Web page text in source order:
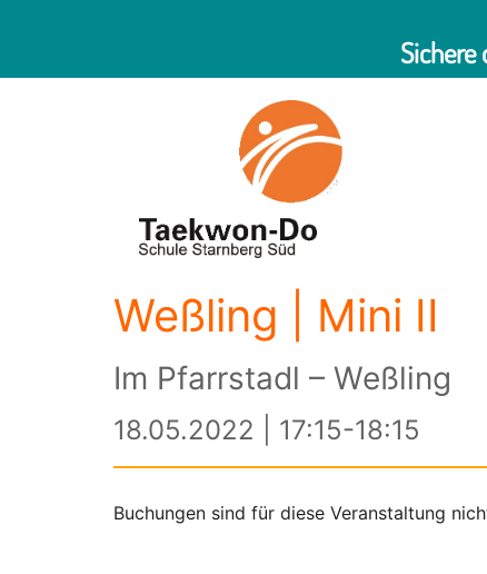
Sichere
Weßling | Mini II
Im Pfarrstadl – Weßling
18.05.2022 | 17:15-18:15
Buchungen sind für diese Veranstaltung